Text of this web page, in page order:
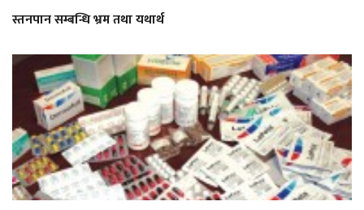
स्तनपान सम्बन्धि भ्रम तथा यथार्थ